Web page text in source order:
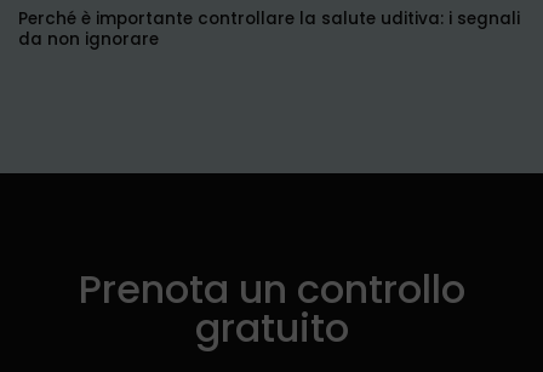
Perché è importante controllare la salute uditiva: i segnali
da non ignorare
Prenota un controllo
gratuito